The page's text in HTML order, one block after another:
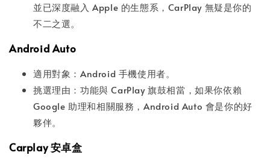
並已深度融入 Apple 的生態系，CarPlay 無疑是你的
不二之選。
Android Auto
適用對象：Android 手機使用者。
挑選理由：功能與 CarPlay 旗鼓相當，如果你依賴
Google 助理和相關服務，Android Auto 會是你的好
夥伴。
Carplay 安卓盒